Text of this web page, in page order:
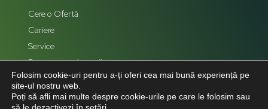
Cere o Ofertă
Cariere
Service
Reprezentanți zonali
Hartă Site
Folosim cookie-uri pentru a-ți oferi cea mai bună experiență pe
site-ul nostru web.
Poți să afli mai multe despre cookie-urile pe care le folosim sau